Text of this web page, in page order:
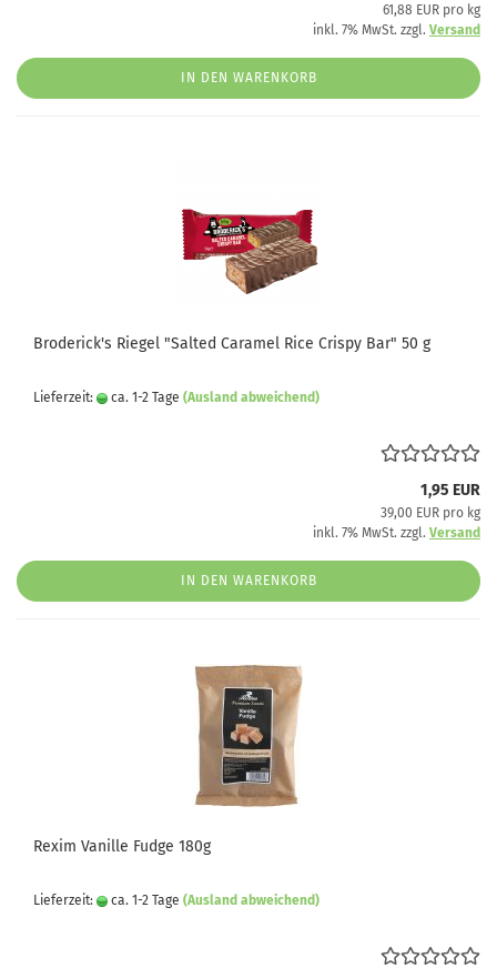
61,88 EUR pro kg
inkl. 7% MwSt. zzgl. Versand
IN DEN WARENKORB
Broderick's Riegel "Salted Caramel Rice Crispy Bar" 50 g
Lieferzeit: ca. 1-2 Tage (Ausland abweichend)
1,95 EUR
39,00 EUR pro kg
inkl. 7% MwSt. zzgl. Versand
IN DEN WARENKORB
Rexim Vanille Fudge 180g
Lieferzeit: ca. 1-2 Tage (Ausland abweichend)